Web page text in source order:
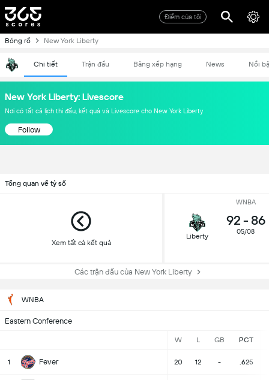
Điểm của tôi
Bóng rổ New York Liberty
Chi tiết Trận đấu Bảng xếp hạng News Nổi
New York Liberty: Livescore
Nơi có tất cả lịch thi đấu, kết quả và Livescore cho New York Liberty
Follow
Tổng quan về tỷ số
Xem tất cả kết quả
WNBA
Liberty
92 - 86
05/08
Các trận đấu của New York Liberty
WNBA
Eastern Conference
W L GB PCT
1 Fever 20 12 - .625